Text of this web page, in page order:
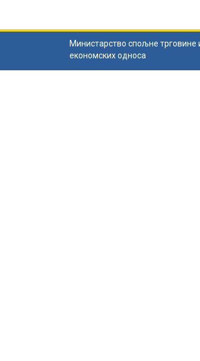
Министарство спољне трговине
економских односа